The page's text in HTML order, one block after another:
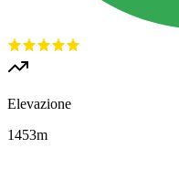
Elevazione
1453m